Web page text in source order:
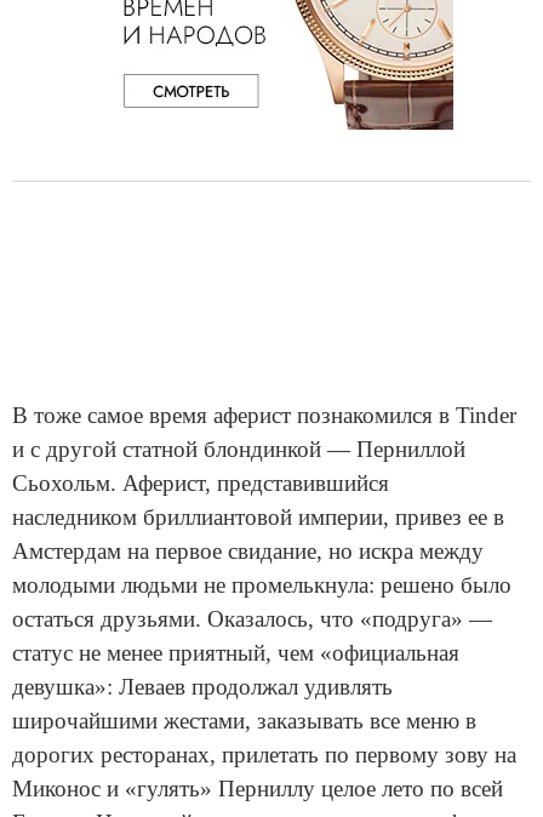
В тоже самое время аферист познакомился в Tinder
и с другой статной блондинкой — Перниллой
Сьохольм. Аферист, представившийся
наследником бриллиантовой империи, привез ее в
Амстердам на первое свидание, но искра между
молодыми людьми не промелькнула: решено было
остаться друзьями. Оказалось, что «подруга» —
статус не менее приятный, чем «официальная
девушка»: Леваев продолжал удивлять
широчайшими жестами, заказывать все меню в
дорогих ресторанах, прилетать по первому зову на
Миконос и «гулять» Перниллу целое лето по всей